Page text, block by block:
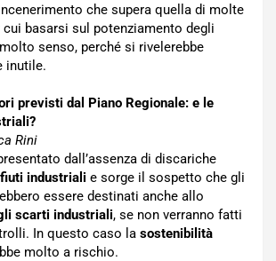
che supera quella di molte
basarsi sul potenziamento degli
senso, perché si rivelerebbe
inutile.
previsti dal Piano Regionale: e le
Rini
dall’assenza di discariche
industriali e sorge il sospetto che gli
essere destinati anche allo
scarti industriali, se non verranno fatti
In questo caso la sostenibilità
molto a rischio.